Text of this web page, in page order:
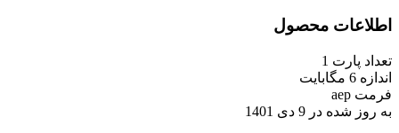
اطلاعات محصول
تعداد پارت 1
اندازه 6 مگابایت
فرمت aep
به روز شده در 9 دی 1401